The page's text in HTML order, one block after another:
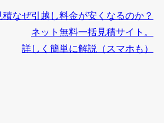
なぜ引越し料金が安くなるのか？
ネット無料一括見積サイト。
詳しく簡単に解説（スマホも）